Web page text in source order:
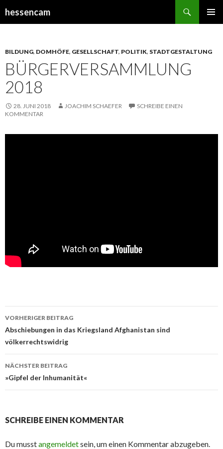
hessencam
BILDUNG, DOMHÖFE, GESELLSCHAFT, POLITIK, STADTGESTALTUNG
BÜRGERVERSAMMLUNG
2018
28. JUNI 2018 JOACHIM SCHAEFER
SCHREIBE EINEN
KOMMENTAR
Beitrags-
Navigation
VORHERIGER BEITRAG
Abschiebungen in das Kriegsland Afghanistan sind
völkerrechtswidrig
NÄCHSTER BEITRAG
»Gipfel der Inhumanität«
SCHREIBE EINEN KOMMENTAR
Du musstangemeldetsein, um einen Kommentar abzugeben.